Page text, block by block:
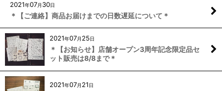
2021年07月 30日
＊【ご連絡】商品お届けまでの日数遅延について＊
2021年07月 25日
＊【お知らせ】店舗オープン3周年記念限定品セ
ット販売は8/8まで＊
2021年07月 21日